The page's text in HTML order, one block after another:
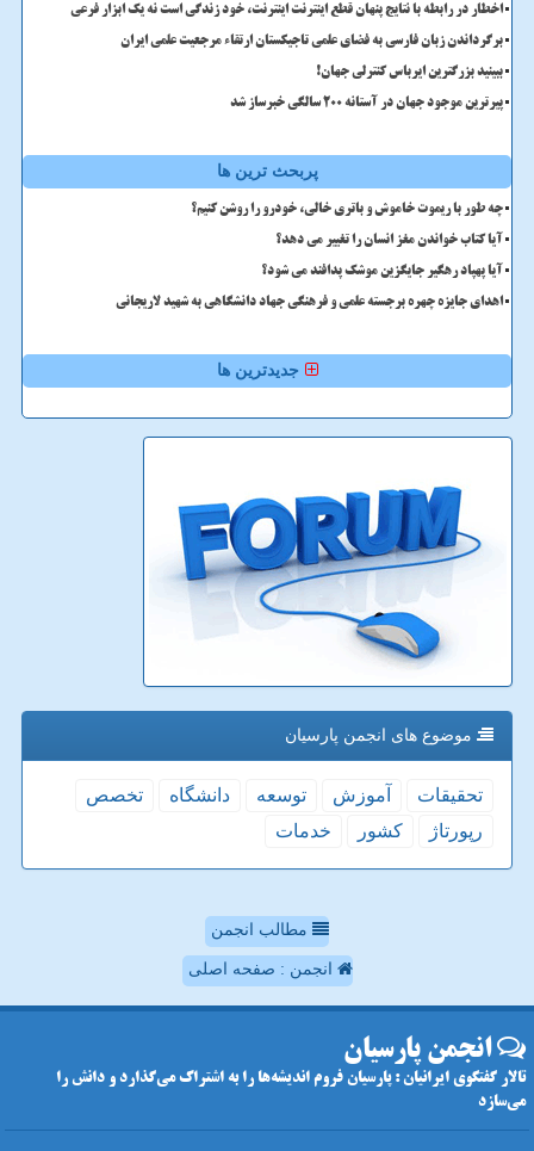
اخطار در رابطه با نتایج پنهان قطع اینترنت اینترنت، خود زندگی است نه یک ابزار فرعی
برگرداندن زبان فارسی به فضای علمی تاجیکستان ارتقاء مرجعیت علمی ایران
ببینید بزرگترین ایرباس کنترلی جهان!
پیرترین موجود جهان در آستانه ۲۰۰ سالگی خبرساز شد
پربحث ترین ها
چه طور با ریموت خاموش و باتری خالی، خودرو را روشن کنیم؟
آیا کتاب خواندن مغز انسان را تغییر می دهد؟
آیا پهپاد رهگیر جایگزین موشک پدافند می شود؟
اهدای جایزه چهره برجسته علمی و فرهنگی جهاد دانشگاهی به شهید لاریجانی
جدیدترین ها
موضوع های انجمن پارسیان
تحقیقات آموزش توسعه دانشگاه
تخصص
رپورتاژ
كشور خدمات
مطالب انجمن
انجمن : صفحه اصلی
انجمن پارسیان
تالار گفتگوی ایرانیان : پارسیان فروم اندیشه‌ها را به اشتراک می‌گذارد و دانش را
می‌سازد